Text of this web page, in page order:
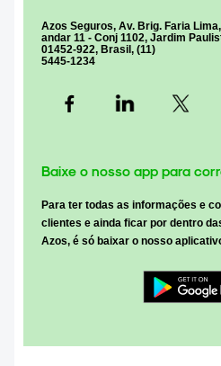
Azos Seguros, Av. Brig. Faria
andar 11 - Conj 1102, Jardim
01452-922, Brasil, (11)
5445-1234
Baixe o nosso app para
Para ter todas as informações e
clientes e ainda ficar por dentro
Azos, é só baixar o nosso